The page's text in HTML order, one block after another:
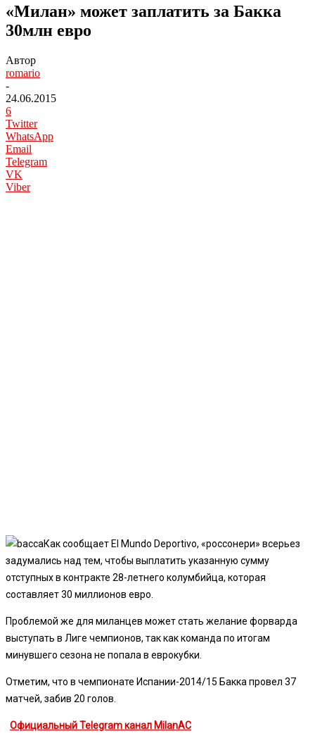
«Милан» может заплатить за Бакка
30млн евро
Автор
romario
-
24.06.2015
6
Twitter
WhatsApp
Email
Telegram
VK
Viber
Как сообщает El Mundo Deportivo, «россонери» всерьез
задумались над тем, чтобы выплатить указанную сумму
отступных в контракте 28-летнего колумбийца, которая
составляет 30 миллионов евро.
Проблемой же для миланцев может стать желание форварда
выступать в Лиге чемпионов, так как команда по итогам
минувшего сезона не попала в еврокубки.
Отметим, что в чемпионате Испании-2014/15 Бакка провел 37
матчей, забив 20 голов.
Официальный Telegram канал MilanAC